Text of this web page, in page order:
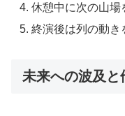
休憩中に次の山場
終演後は列の動き
未来への波及